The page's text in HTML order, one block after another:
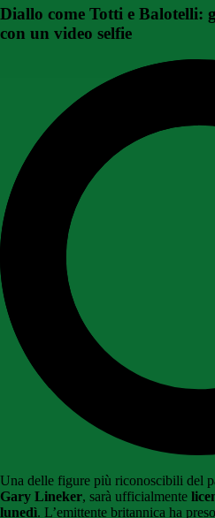
Diallo come Totti e Balotelli:
con un video selfie
Una delle figure più riconoscibili del
Gary Lineker, sarà ufficialmente
lunedì. L’emittente britannica ha